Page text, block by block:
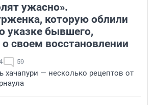
ужасно».
которую облили
указке бывшего,
о своем восстановлении
59
хачапури — несколько рецептов от